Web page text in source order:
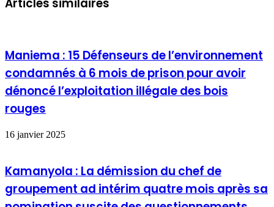
Articles similaires
Maniema : 15 Défenseurs de l’environnement
condamnés à 6 mois de prison pour avoir
dénoncé l’exploitation illégale des bois
rouges
16 janvier 2025
Kamanyola : La démission du chef de
groupement ad intérim quatre mois après sa